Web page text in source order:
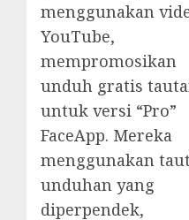
menggunakan
YouTube,
mempromosikan
unduh gratis
untuk versi “Pro”
FaceApp. Mereka
menggunakan
unduhan yang
diperpendek,